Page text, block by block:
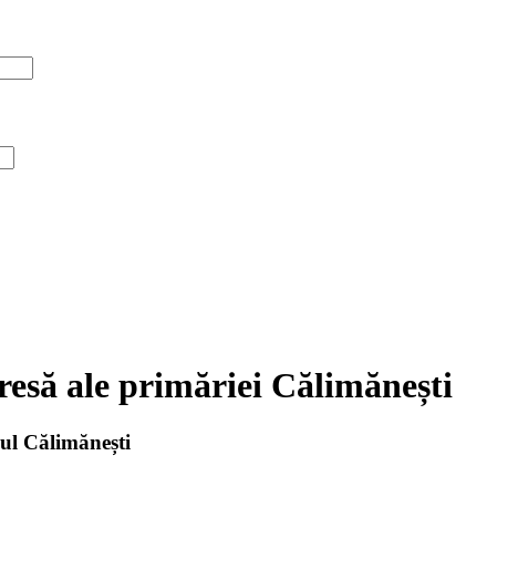
ale primăriei Călimănești
Călimănești